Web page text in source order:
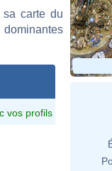
carte du
vos profils